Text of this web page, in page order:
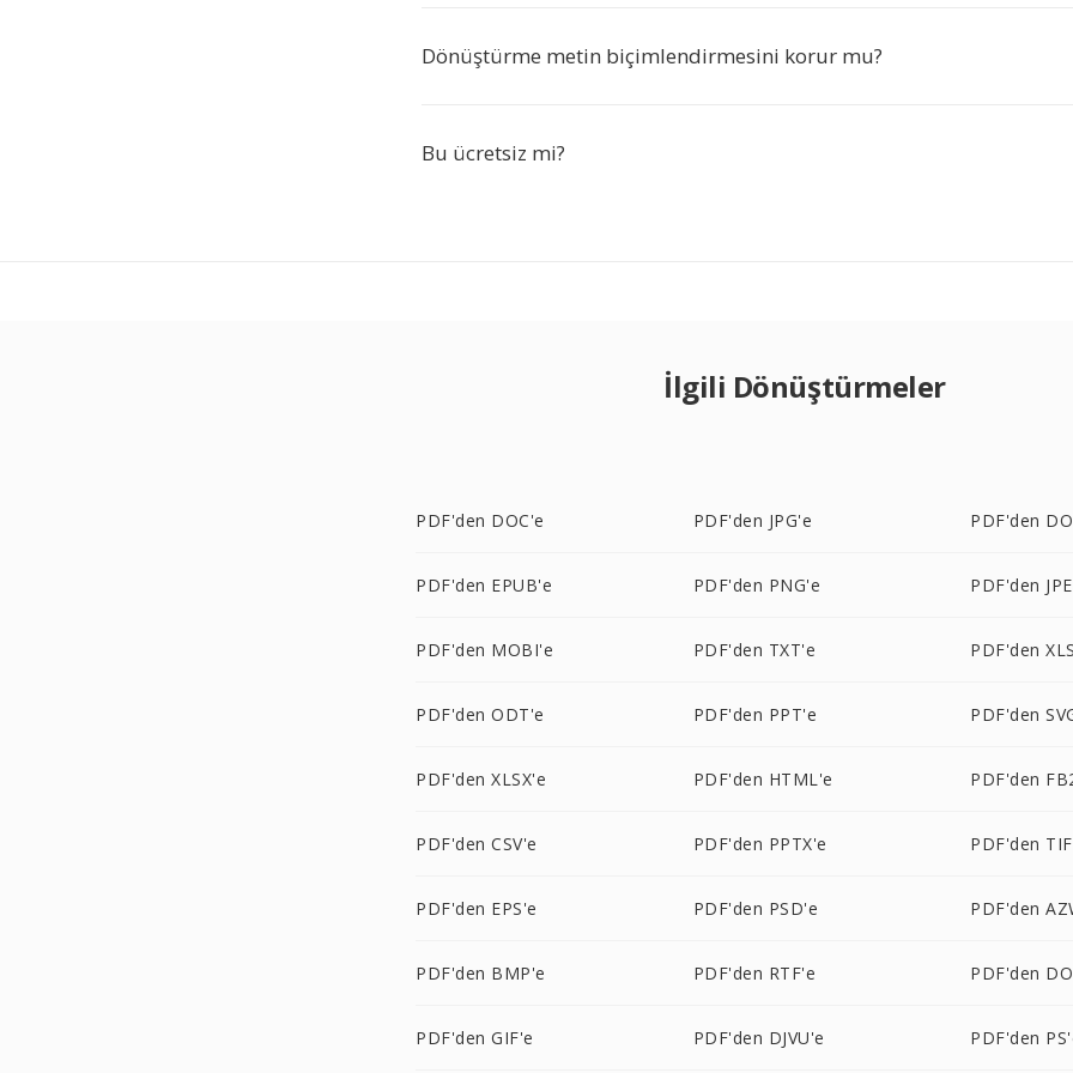
Dönüştürme metin biçimlendirmesini korur mu?
Bu ücretsiz mi?
İlgili Dönüştürmeler
PDF'den DOC'e PDF'den JPG'e PDF'den
PDF'den EPUB'e PDF'den PNG'e PDF'den
PDF'den MOBI'e PDF'den TXT'e PDF'den
PDF'den ODT'e PDF'den PPT'e PDF'den
PDF'den XLSX'e PDF'den HTML'e PDF'den
PDF'den CSV'e PDF'den PPTX'e PDF'den
PDF'den EPS'e PDF'den PSD'e PDF'den
PDF'den BMP'e PDF'den RTF'e PDF'den
PDF'den GIF'e PDF'den DJVU'e PDF'den